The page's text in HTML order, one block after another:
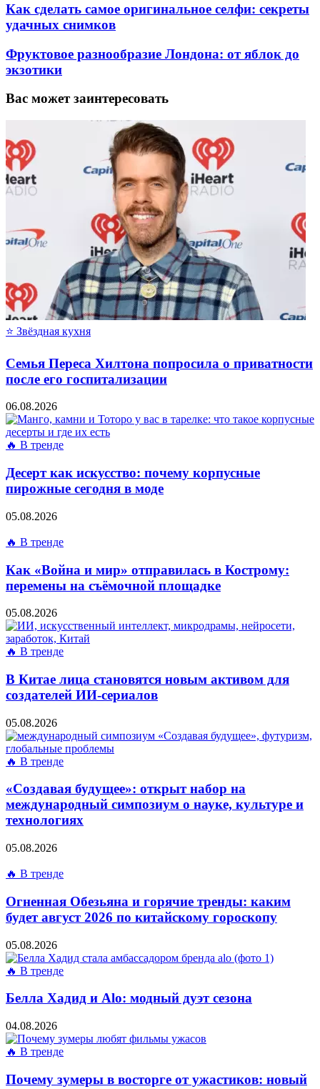
Как сделать самое оригинальное селфи: секреты
удачных снимков
Фруктовое разнообразие Лондона: от яблок до
экзотики
Вас может заинтересовать
⭐ Звёздная кухня
Семья Переса Хилтона попросила о приватности
после его госпитализации
06.08.2026
🔥 В тренде
Десерт как искусство: почему корпусные
пирожные сегодня в моде
05.08.2026
🔥 В тренде
Как «Война и мир» отправилась в Кострому:
перемены на съёмочной площадке
05.08.2026
🔥 В тренде
В Китае лица становятся новым активом для
создателей ИИ-сериалов
05.08.2026
🔥 В тренде
«Создавая будущее»: открыт набор на
международный симпозиум о науке, культуре и
технологиях
05.08.2026
🔥 В тренде
Огненная Обезьяна и горячие тренды: каким
будет август 2026 по китайскому гороскопу
05.08.2026
🔥 В тренде
Белла Хадид и Alo: модный дуэт сезона
04.08.2026
🔥 В тренде
Почему зумеры в восторге от ужастиков: новый